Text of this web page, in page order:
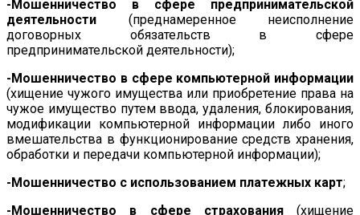
-Мошенничество в сфере предпринимательской
деятельности (преднамеренное неисполнение
договорных обязательств в сфере
предпринимательской деятельности);
-Мошенничество в сфере компьютерной информации
(хищение чужого имущества или приобретение права на
чужое имущество путем ввода, удаления, блокирования,
модификации компьютерной информации либо иного
вмешательства в функционирование средств хранения,
обработки и передачи компьютерной информации);
-Мошенничество с использованием платежных карт;
-Мошенничество в сфере страхования(хищение